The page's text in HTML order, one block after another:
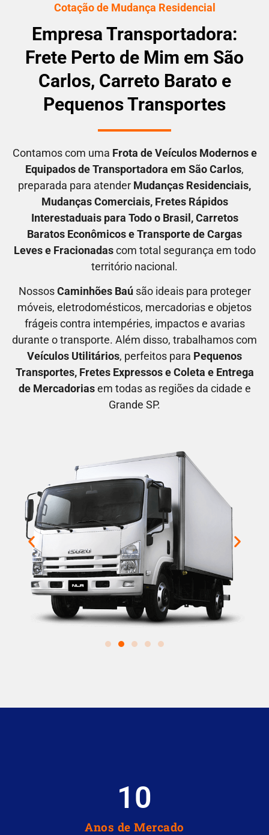
Cotação de Mudança Residencial
Empresa Transportadora:
Frete Perto de Mim em São
Carlos, Carreto Barato e
Pequenos Transportes
Contamos com uma Frota de Veículos Modernos e
Equipados de Transportadora em São Carlos,
preparada para atender Mudanças Residenciais,
Mudanças Comerciais, Fretes Rápidos
Interestaduais para Todo o Brasil , Carretos
Baratos Econômicose Transporte de Cargas
Leves e Fracionadascom total segurança em todo
território nacional.
NossosCaminhões Baúsão ideais para proteger
móveis, eletrodomésticos, mercadorias e objetos
frágeis contra intempéries, impactos e avarias
durante o transporte. Além disso, trabalhamos com
Veículos Utilitários, perfeitos para Pequenos
Transportes, Fretes Expressose Coleta e Entrega
de Mercadoriasem todas as regiões da cidade e
Grande SP.
Anos de Mercado
10